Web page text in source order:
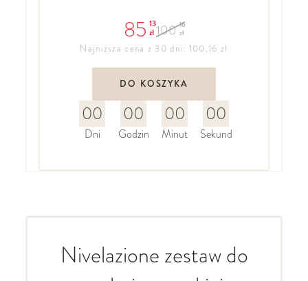
85 13
zł100 16
zł
Najniższa cena z 30 dni: 100,16 zł
DO KOSZYKA
00
Dni
00
Godzin
00
Minut
00
Sekund
Nivelazione zestaw do